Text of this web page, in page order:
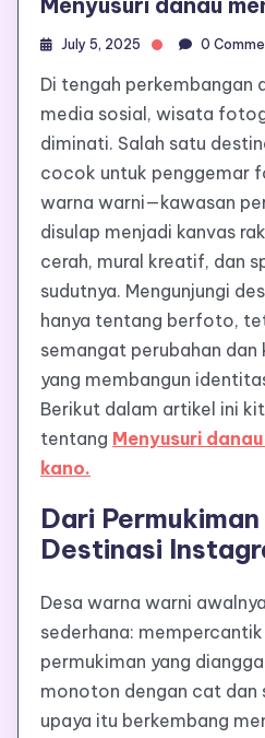
July 5, 2025 0
Di tengah perkembangan
media sosial, wisata
diminati. Salah satu
cocok untuk penggemar
warna warni—kawasan
disulap menjadi kanvas
cerah, mural kreatif, dan
sudutnya. Mengunjungi
hanya tentang berfoto,
semangat perubahan
yang membangun
Berikut dalam artikel ini
tentang Menyusuri
kano.
Dari
Destinasi
Desa warna warni
sederhana:
permukiman yang
monoton dengan cat dan
upaya itu berkembang